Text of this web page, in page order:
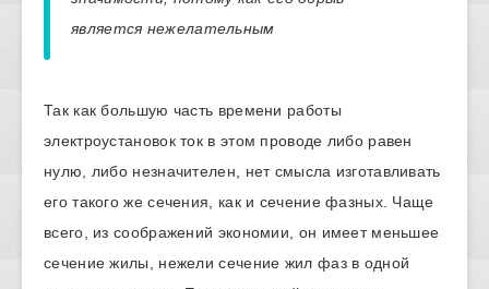
является нежелательным
Так как большую часть времени работы
электроустановок ток в этом проводе либо равен
нулю, либо незначителен, нет смысла изготавливать
его такого же сечения, как и сечение фазных. Чаще
всего, из соображений экономии, он имеет меньшее
сечение жилы, нежели сечение жил фаз в одной